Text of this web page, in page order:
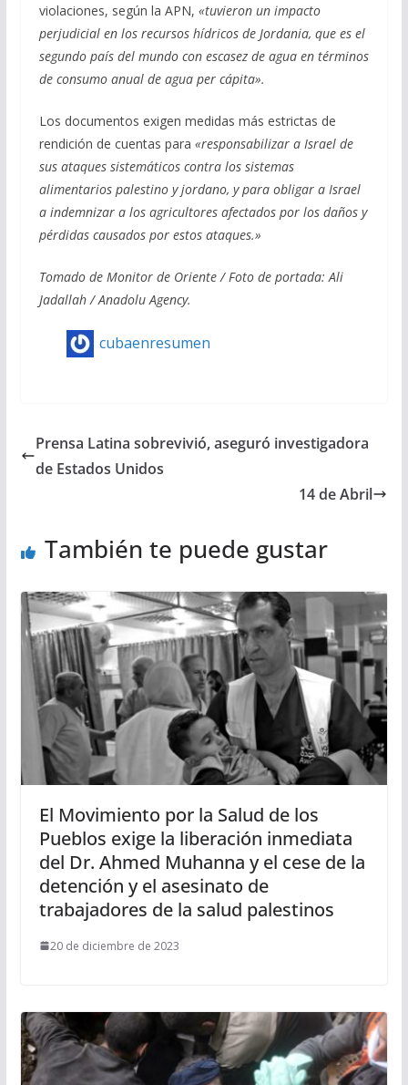
violaciones, según la APN, «tuvieron un impacto
perjudicial en los recursos hídricos de Jordania, que es el
segundo país del mundo con escasez de agua en términos
de consumo anual de agua per cápita».
Los documentos exigen medidas más estrictas de
rendición de cuentas para «responsabilizar a Israel de
sus ataques sistemáticos contra los sistemas
alimentarios palestino y jordano, y para obligar a Israel
a indemnizar a los agricultores afectados por los daños y
pérdidas causados por estos ataques.»
Tomado de Monitor de Oriente / Foto de portada: Ali
Jadallah / Anadolu Agency.
cubaenresumen
Prensa Latina sobrevivió, aseguró investigadora
de Estados Unidos
14 de Abril
También te puede gustar
El Movimiento por la Salud de los
Pueblos exige la liberación inmediata
del Dr. Ahmed Muhanna y el cese de la
detención y el asesinato de
trabajadores de la salud palestinos
20 de diciembre de 2023